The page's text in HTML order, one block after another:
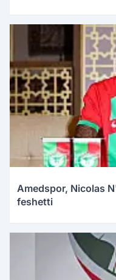
Amedspor, Nicolas
feshetti